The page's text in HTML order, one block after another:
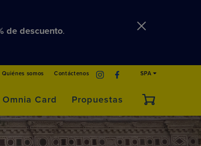
de descuento.
Quiénes somos Contáctenos SPA
Omnia Card Propuestas